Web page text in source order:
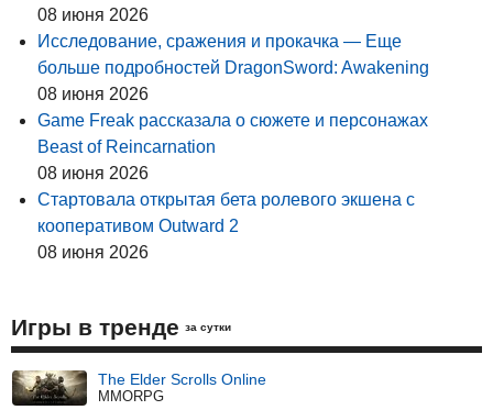
08 июня 2026
Исследование, сражения и прокачка — Еще
больше подробностей DragonSword: Awakening
08 июня 2026
Game Freak рассказала о сюжете и персонажах
Beast of Reincarnation
08 июня 2026
Стартовала открытая бета ролевого экшена с
кооперативом Outward 2
08 июня 2026
Игры в тренде за сутки
The Elder Scrolls Online
MMORPG